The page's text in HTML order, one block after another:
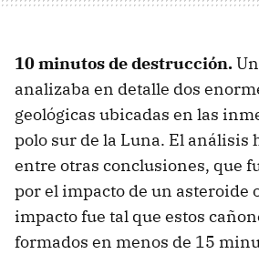
10 minutos de destrucción.Un
analizaba en detalle dos
geológicas ubicadas en las
polo sur de la Luna. El análisis
entre otras conclusiones, que
por el impacto de un asteroide
impacto fue tal que estos
formados en menos de 15